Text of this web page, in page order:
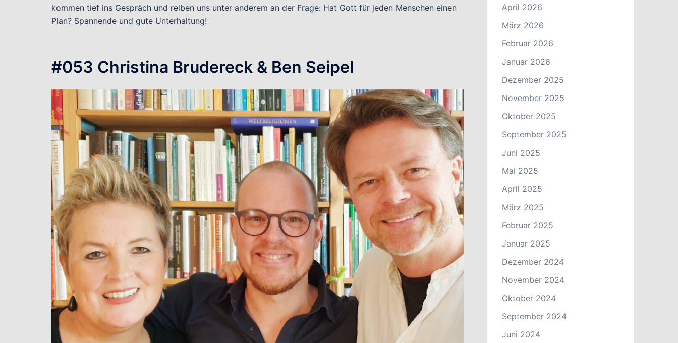
kommen tief ins Gespräch und reiben uns unter anderem an der Frage: Hat Gott für jeden Menschen einen
Plan? Spannende und gute Unterhaltung!
#053 Christina Brudereck & Ben Seipel
April 2026
März 2026
Februar 2026
Januar 2026
Dezember 2025
November 2025
Oktober 2025
September 2025
Juni 2025
Mai 2025
April 2025
März 2025
Februar 2025
Januar 2025
Dezember 2024
November 2024
Oktober 2024
September 2024
Juni 2024